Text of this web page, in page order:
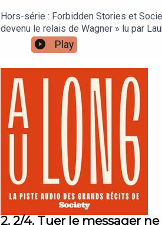
Hors-série : Forbidden Stories et
devenu le relais de Wagner » lu par
propagande russe, pilotée par la
ses commanditaires et fuir, au péril
Play
2. 2/4. Tuer le messager